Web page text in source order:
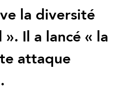
la diversité
Il a lancé « la
attaque